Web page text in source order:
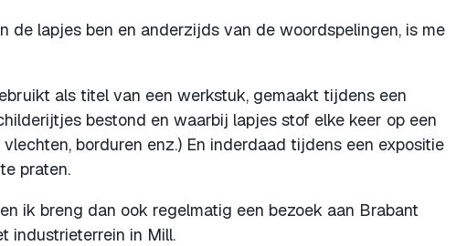
de lapjes ben en anderzijds van de woordspelingen, is me
als titel van een werkstuk, gemaakt tijdens een
bestond en waarbij lapjes stof elke keer op een
borduren enz.) En inderdaad tijdens een expositie
praten.
ik breng dan ook regelmatig een bezoek aan Brabant
industrieterrein in Mill.